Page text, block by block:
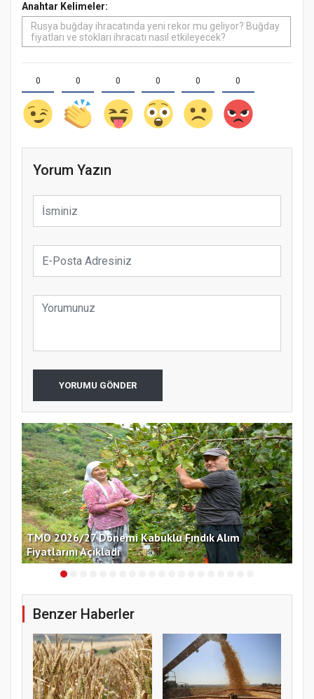
Anahtar Kelimeler:
Rusya buğday ihracatında yeni rekor mu geliyor? Buğday
fiyatları ve stokları ihracatı nasıl etkileyecek?
0 0 0 0 0 0
Yorum Yazın
YORUMU GÖNDER
TMO 2026/27 Dönemi Kabuklu Fındık Alım
Fiyatlarını Açıkladı
Benzer Haberler